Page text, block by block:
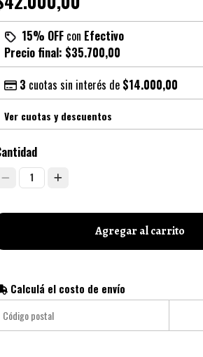
15% OFFcon Efectivo
Precio final: $35.700,00
3 cuotas sin interés de $14.000,00
Ver cuotas y descuentos
1
Agregar al carrito
Calculá el costo de envío